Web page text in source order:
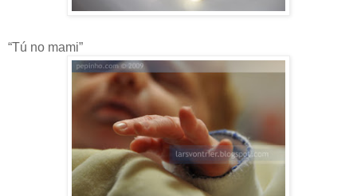
“Tú no mami”